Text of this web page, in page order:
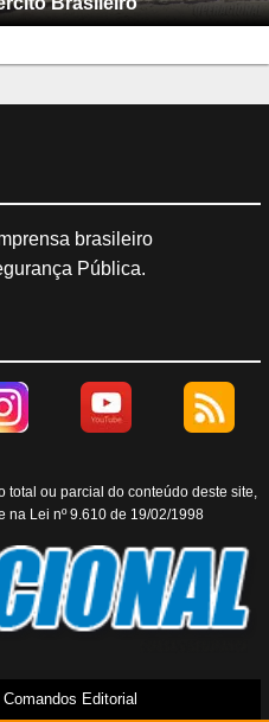
brasileiro
Pública.
total ou parcial do conteúdo deste site,
na Lei nº 9.610 de 19/02/1998
Editorial